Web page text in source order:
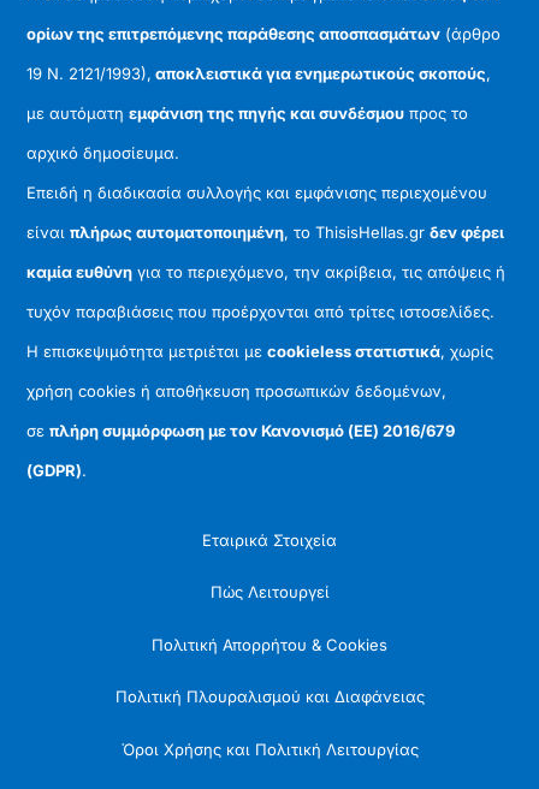
ορίων της επιτρεπόμενης παράθεσης αποσπασμάτων (άρθρο
19 Ν. 2121/1993), αποκλειστικά για ενημερωτικούς σκοπούς,
με αυτόματηεμφάνιση της πηγής και συνδέσμου προς το
αρχικό δημοσίευμα.
Επειδή η διαδικασία συλλογής και εμφάνισης περιεχομένου
είναιπλήρως αυτοματοποιημένη, το ThisisHellas.grδεν φέρει
καμία ευθύνη για το περιεχόμενο, την ακρίβεια, τις απόψεις ή
τυχόν παραβιάσεις που προέρχονται από τρίτες ιστοσελίδες.
Η επισκεψιμότητα μετριέται μεcookieless στατιστικά, χωρίς
χρήση cookies ή αποθήκευση προσωπικών δεδομένων,
σεπλήρη συμμόρφωση με τον Κανονισμό (ΕΕ) 2016/679
(GDPR).
Εταιρικά Στοιχεία
Πώς Λειτουργεί
Πολιτική Απορρήτου & Cookies
Πολιτική Πλουραλισμού και Διαφάνειας
Όροι Χρήσης και Πολιτική Λειτουργίας